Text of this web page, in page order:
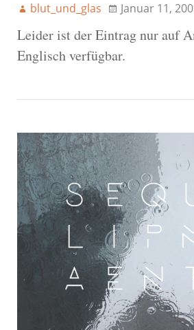
blut_und_glas Januar 11,
Leider ist der Eintrag nur auf
Englisch verfügbar.